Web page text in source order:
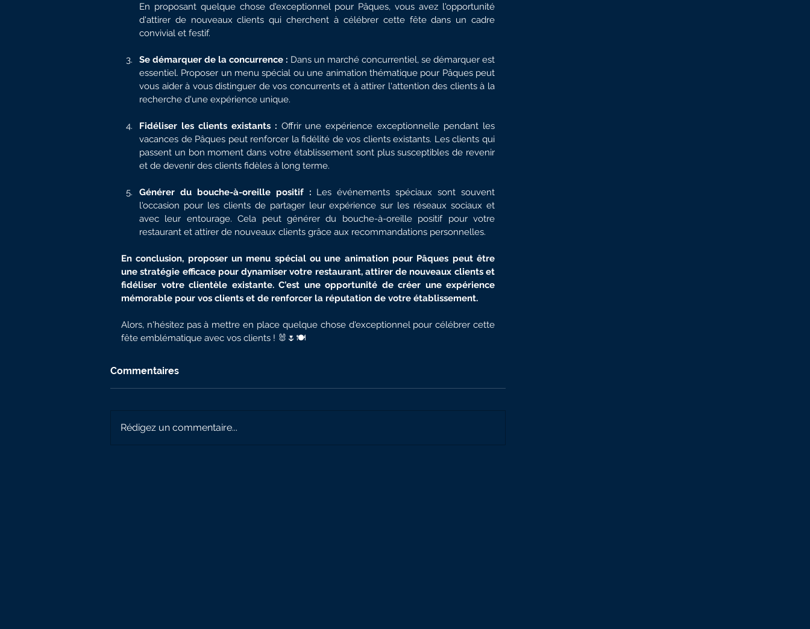
En proposant quelque chose d'exceptionnel pour Pâques, vous avez l'opportunité
d'attirer de nouveaux clients qui cherchent à célébrer cette fête dans un cadre
convivial et festif.
Se démarquer de la concurrence : Dans un marché concurrentiel, se démarquer est
essentiel. Proposer un menu spécial ou une animation thématique pour Pâques peut
vous aider à vous distinguer de vos concurrents et à attirer l'attention des clients à la
recherche d'une expérience unique.
Fidéliser les clients existants : Offrir une expérience exceptionnelle pendant les
vacances de Pâques peut renforcer la fidélité de vos clients existants. Les clients qui
passent un bon moment dans votre établissement sont plus susceptibles de revenir
et de devenir des clients fidèles à long terme.
Générer du bouche-à-oreille positif : Les événements spéciaux sont souvent
l'occasion pour les clients de partager leur expérience sur les réseaux sociaux et
avec leur entourage. Cela peut générer du bouche-à-oreille positif pour votre
restaurant et attirer de nouveaux clients grâce aux recommandations personnelles.
En conclusion, proposer un menu spécial ou une animation pour Pâques peut être
une stratégie efficace pour dynamiser votre restaurant, attirer de nouveaux clients et
fidéliser votre clientèle existante. C'est une opportunité de créer une expérience
mémorable pour vos clients et de renforcer la réputation de votre établissement.
Alors, n'hésitez pas à mettre en place quelque chose d'exceptionnel pour célébrer cette
fête emblématique avec vos clients ! 🐰🌷🍽️
Commentaires
Rédigez un commentaire...